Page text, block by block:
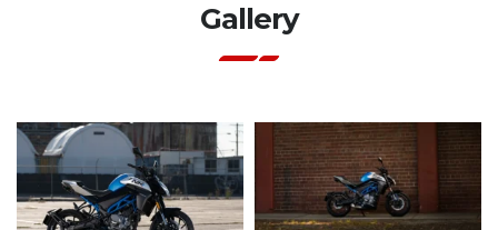
Gallery